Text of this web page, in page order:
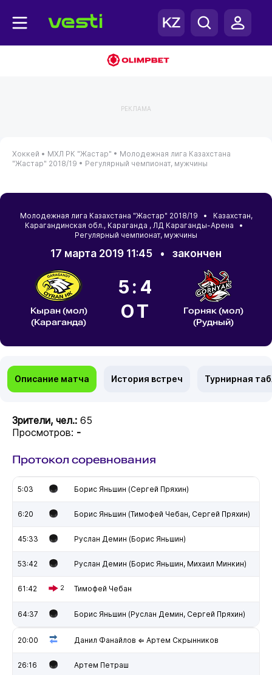
РЕКЛАМА
Хоккей • МХЛ РК "Жастар" • Молодежная лига Казахстана
"Жастар" 2018/19 • Регулярный чемпионат, мужчины
Молодежная лига Казахстана "Жастар" 2018/19 • Казахстан,
Карагандинская обл., Караганда , ЛД Караганды-Арена •
Регулярный чемпионат, мужчины
17 марта 2019 11:45 • закончен
Кыран (мол)
(Караганда)
5:4
ОТ
Горняк (мол)
(Рудный)
Описание матча История встреч Турнирная
Зрители, чел.: 65
Просмотров: -
Протокол соревнования
5:03 Борис Яньшин (Сергей Пряхин)
6:20 Борис Яньшин (Тимофей Чебан, Сергей Пряхин)
45:33 Руслан Демин (Борис Яньшин)
53:42 Руслан Демин (Борис Яньшин, Михаил Минкин)
61:42 2 Тимофей Чебан
64:37 Борис Яньшин (Руслан Демин, Сергей Пряхин)
20:00 Данил Фанайлов ⇐ Артем Скрынников
26:16 Артем Петраш